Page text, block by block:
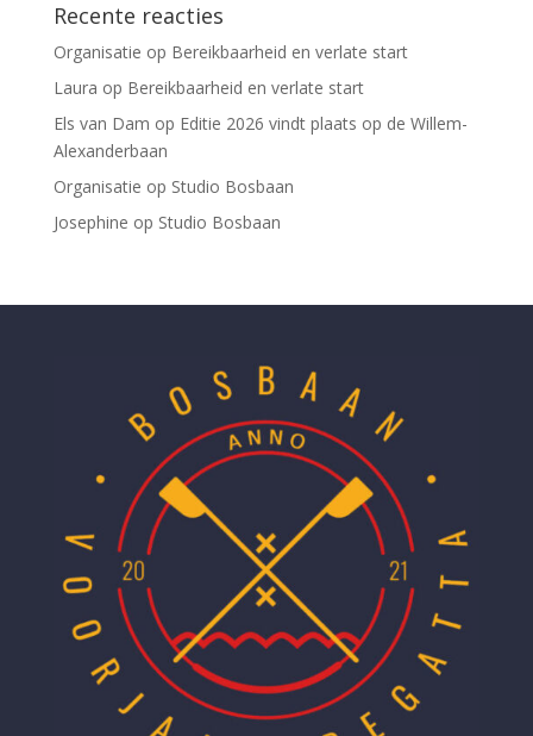
Recente reacties
Organisatie op Bereikbaarheid en verlate start
Laura op Bereikbaarheid en verlate start
Els van Dam op Editie 2026 vindt plaats op de Willem-
Alexanderbaan
Organisatie op Studio Bosbaan
Josephine op Studio Bosbaan